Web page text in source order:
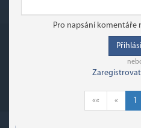
Pro napsání komentáře
«« « 1